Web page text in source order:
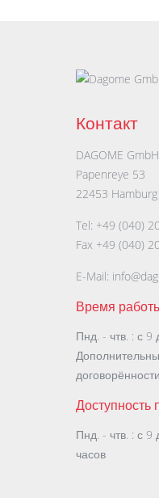
Контакт
DAGOME GmbH
Papenreye 53
22453 Hamburg
Tel: +49 (040)
Fax +49 (040)
E-Mail:
Время
Пнд. - чтв. : с 9
договорённости
Доступность
Пнд. - чтв. : с 9
часов